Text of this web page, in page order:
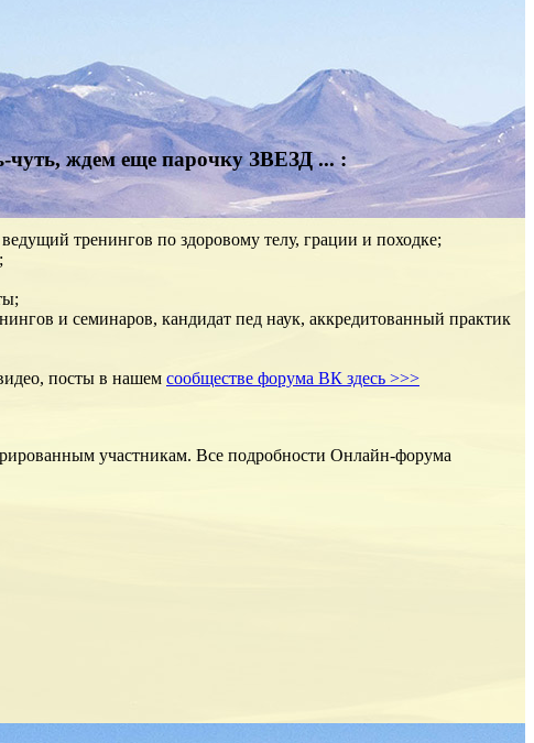
чуть, ждем еще парочку ЗВЕЗД ... :
тренингов по здоровому телу, грации и походке;
и семинаров, кандидат пед наук, аккредитованный практик
посты в нашем сообществе форума ВК здесь >>>
участникам. Все подробности Онлайн-форума